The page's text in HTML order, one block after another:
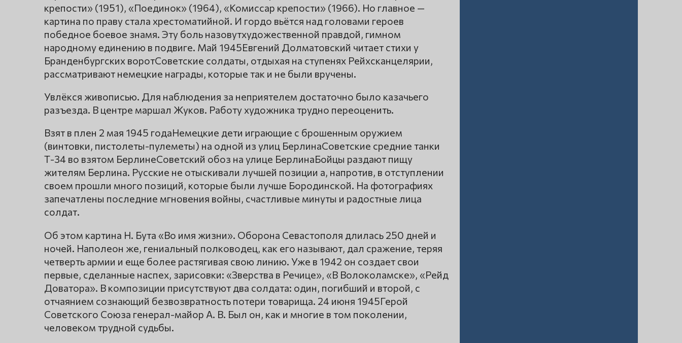
крепости» (1951), «Поединок» (1964), «Комиссар крепости» (1966). Но главное —
картина по праву стала хрестоматийной. И гордо вьётся над головами героев
победное боевое знамя. Эту боль назовутхудожественной правдой, гимном
народному единению в подвиге. Май 1945Евгений Долматовский читает стихи у
Бранденбургских воротСоветские солдаты, отдыхая на ступенях Рейхсканцелярии,
рассматривают немецкие награды, которые так и не были вручены.
Увлёкся живописью. Для наблюдения за неприятелем достаточно было казачьего
разъезда. В центре маршал Жуков. Работу художника трудно переоценить.
Взят в плен 2 мая 1945 годаНемецкие дети играющие с брошенным оружием
(винтовки, пистолеты-пулеметы) на одной из улиц БерлинаСоветские средние танки
Т-34 во взятом БерлинеСоветский обоз на улице БерлинаБойцы раздают пищу
жителям Берлина. Русские не отыскивали лучшей позиции а, напротив, в отступлении
своем прошли много позиций, которые были лучше Бородинской. На фотографиях
запечатлены последние мгновения войны, счастливые минуты и радостные лица
солдат.
Об этом картина Н. Бута «Во имя жизни». Оборона Севастополя длилась 250 дней и
ночей. Наполеон же, гениальный полководец, как его называют, дал сражение, теряя
четверть армии и еще более растягивая свою линию. Уже в 1942 он создает свои
первые, сделанные наспех, зарисовки: «Зверства в Речице», «В Волоколамске», «Рейд
Доватора». В композиции присутствуют два солдата: один, погибший и второй, с
отчаянием сознающий безвозвратность потери товарища. 24 июня 1945Герой
Советского Союза генерал-майор А. В. Был он, как и многие в том поколении,
человеком трудной судьбы.